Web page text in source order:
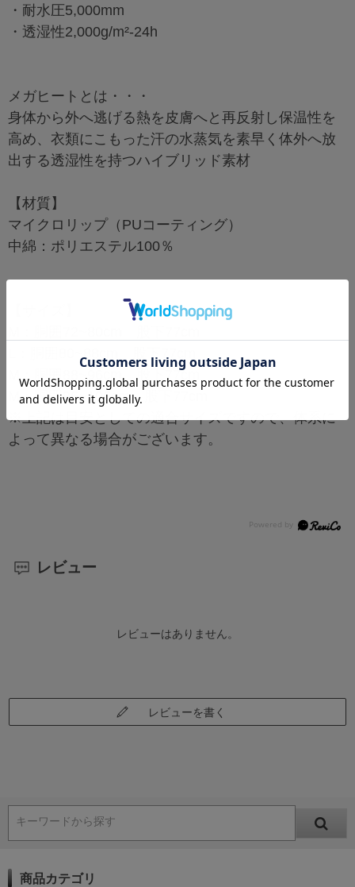
・耐水圧5,000mm
・透湿性2,000g/m²-24h
メガヒートとは・・・
身体から外へ逃げる熱を皮膚へと再反射し保温性を
高め、衣類にこもった汗の水蒸気を素早く体外へ放
出する透湿性を持つハイブリッド素材
【材質】
マイクロリップ（PUコーティング）
中綿：ポリエステル100％
L：胴囲80~88cm 股下77cm
M：胴囲88~96cm 股下77cm
M：胴囲96~106cm 股下77cm
※上記は目安としての適合サイズですので、体系に
よって異なる場合がございます。
レビュー
レビューはありません。
レビューを書く
キーワードから探す
商品カテゴリ